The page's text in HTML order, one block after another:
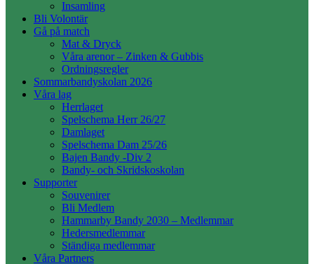
Insamling
Bli Volontär
Gå på match
Mat & Dryck
Våra arenor – Zinken & Gubbis
Ordningsregler
Sommarbandyskolan 2026
Våra lag
Herrlaget
Spelschema Herr 26/27
Damlaget
Spelschema Dam 25/26
Bajen Bandy -Div 2
Bandy- och Skridskoskolan
Supporter
Souvenirer
Bli Medlem
Hammarby Bandy 2030 – Medlemmar
Hedersmedlemmar
Ständiga medlemmar
Våra Partners